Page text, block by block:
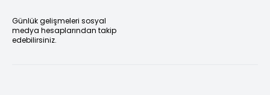
Günlük gelişmeleri sosyal
medya hesaplarından takip
edebilirsiniz.